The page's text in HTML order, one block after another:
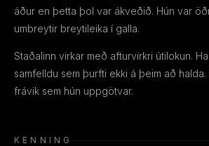
áður en þetta þol var ákveðið. Hún var
umbreytir breytileika í galla.
Staðalinn virkar með afturvirkri útilokun.
samfelldu sem þurfti ekki á þeim að
frávik sem hún uppgötvar.
KENNING